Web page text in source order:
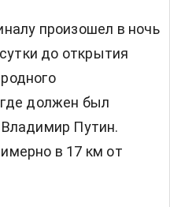
произошел в ночь
до открытия
должен был
Путин.
в 17 км от